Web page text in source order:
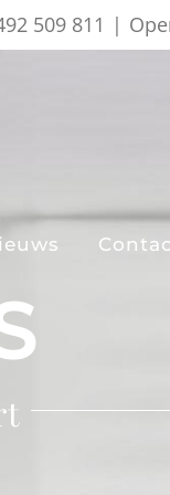
509 811 |